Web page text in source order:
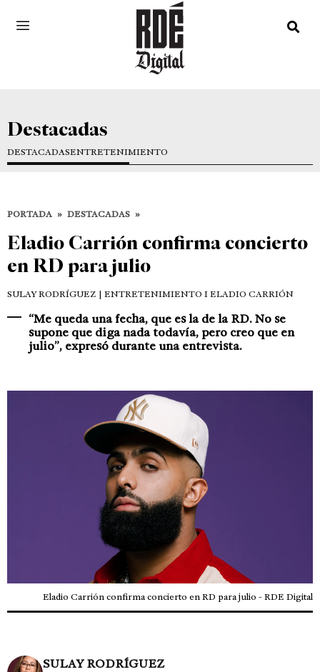
Destacadas
DESTACADASENTRETENIMIENTO
PORTADA » DESTACADAS »
Eladio Carrión confirma concierto
en RD para julio
SULAY RODRÍGUEZ | ENTRETENIMIENTO I ELADIO CARRIÓN
“Me queda una fecha, que es la de la RD. No se
supone que diga nada todavía, pero creo que en
julio”, expresó durante una entrevista.
Eladio Carrión confirma concierto en RD para julio - RDE Digital
SULAY RODRÍGUEZ